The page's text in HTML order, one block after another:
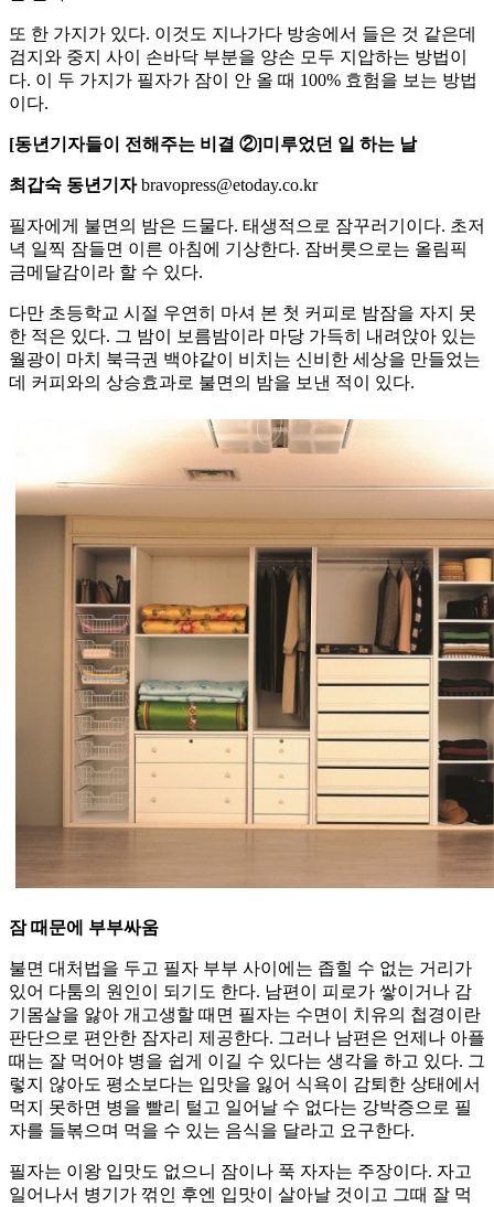
또 한 가지가 있다. 이것도 지나가다 방송에서 들은 것 같은데
검지와 중지 사이 손바닥 부분을 양손 모두 지압하는 방법이
다. 이 두 가지가 필자가 잠이 안 올 때 100% 효험을 보는 방법
이다.
[동년기자들이 전해주는 비결 ②]미루었던 일 하는 날
최갑숙 동년기자bravopress@etoday.co.kr
필자에게 불면의 밤은 드물다. 태생적으로 잠꾸러기이다. 초저
녁 일찍 잠들면 이른 아침에 기상한다. 잠버릇으로는 올림픽
금메달감이라 할 수 있다.
다만 초등학교 시절 우연히 마셔 본 첫 커피로 밤잠을 자지 못
한 적은 있다. 그 밤이 보름밤이라 마당 가득히 내려앉아 있는
월광이 마치 북극권 백야같이 비치는 신비한 세상을 만들었는
데 커피와의 상승효과로 불면의 밤을 보낸 적이 있다.
잠 때문에 부부싸움
불면 대처법을 두고 필자 부부 사이에는 좁힐 수 없는 거리가
있어 다툼의 원인이 되기도 한다. 남편이 피로가 쌓이거나 감
기몸살을 앓아 개고생할 때면 필자는 수면이 치유의 첩경이란
판단으로 편안한 잠자리 제공한다. 그러나 남편은 언제나 아플
때는 잘 먹어야 병을 쉽게 이길 수 있다는 생각을 하고 있다. 그
렇지 않아도 평소보다는 입맛을 잃어 식욕이 감퇴한 상태에서
먹지 못하면 병을 빨리 털고 일어날 수 없다는 강박증으로 필
자를 들볶으며 먹을 수 있는 음식을 달라고 요구한다.
필자는 이왕 입맛도 없으니 잠이나 푹 자자는 주장이다. 자고
일어나서 병기가 꺾인 후엔 입맛이 살아날 것이고 그때 잘 먹